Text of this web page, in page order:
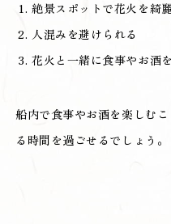
絶景スポットで花火を綺
人混みを避けられる
花火と一緒に食事やお酒
船内で食事やお酒を楽しむ
る時間を過ごせるでしょう。